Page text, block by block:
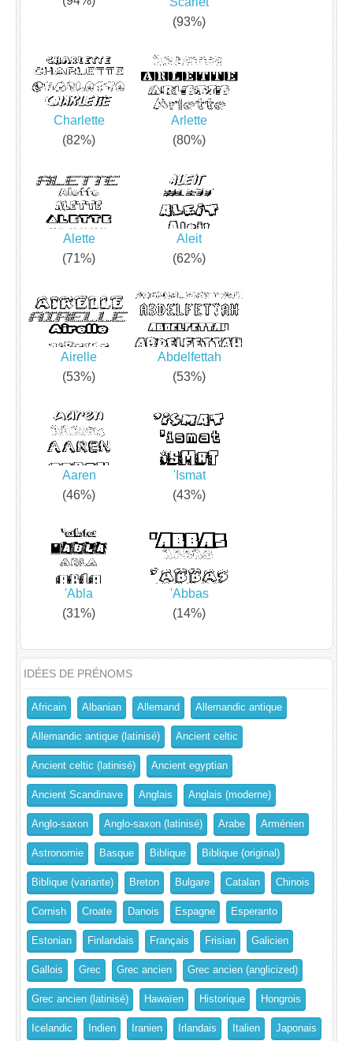
(93%)
Charlette
(82%)
Arlette
(80%)
Alette
(71%)
Aleit
(62%)
Airelle
(53%)
Abdelfettah
(53%)
Aaren
(46%)
'Ismat
(43%)
'Abla
(31%)
'Abbas
(14%)
IDÉES DE PRÉNOMS
Africain Albanian Allemand Allemandic antique
Allemandic antique (latinisé) Ancient celtic
Ancient celtic (latinisé) Ancient egyptian
Ancient Scandinave Anglais Anglais (moderne)
Anglo-saxon Anglo-saxon (latinisé) Arabe Arménien
Astronomie Basque Biblique Biblique (original)
Biblique (variante) Breton Bulgare Catalan Chinois
Cornish Croate Danois Espagne Esperanto
Estonian Finlandais Français Frisian Galicien
Gallois Grec Grec ancien Grec ancien (anglicized)
Grec ancien (latinisé) Hawaïen Historique Hongrois
Icelandic Indien Iranien Irlandais Italien Japonais